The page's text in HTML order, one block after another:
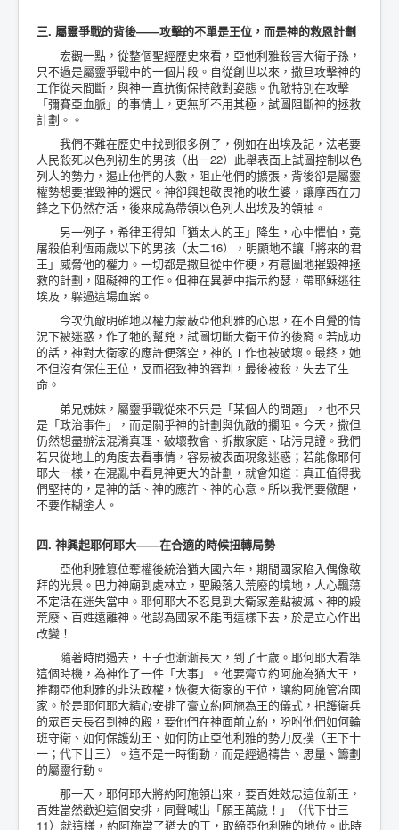
三. 屬靈爭戰的背後——攻擊的不單是王位，而是神的救恩計劃
宏觀一點，從整個聖經歷史來看，亞他利雅殺害大衛子孫，
只不過是屬靈爭戰中的一個片段。自從創世以來，撒旦攻擊神的
工作從未間斷，與神一直抗衡保持敵對姿態。仇敵特別在攻擊
「彌賽亞血脈」的事情上，更無所不用其極，試圖阻斷神的拯救
計劃。。
我們不難在歷史中找到很多例子，例如在出埃及記，法老要
人民殺死以色列初生的男孩（出一22）此舉表面上試圖控制以色
列人的勢力，遏止他們的人數，阻止他們的擴張，背後卻是屬靈
權勢想要摧毀神的選民。神卻興起敬畏祂的收生婆，讓摩西在刀
鋒之下仍然存活，後來成為帶領以色列人出埃及的領袖。
另一例子，希律王得知「猶太人的王」降生，心中懼怕，竟
屠殺伯利恆兩歲以下的男孩（太二16），明顯地不讓「將來的君
王」威脅他的權力。一切都是撒旦從中作梗，有意圖地摧毀神拯
救的計劃，阻礙神的工作。但神在異夢中指示約瑟，帶耶穌逃往
埃及，躲過這場血案。
今次仇敵明確地以權力蒙蔽亞他利雅的心思，在不自覺的情
況下被迷惑，作了牠的幫兇，試圖切斷大衛王位的後裔。若成功
的話，神對大衛家的應許便落空，神的工作也被破壞。最終，她
不但沒有保住王位，反而招致神的審判，最後被殺，失去了生
命。
弟兄姊妹，屬靈爭戰從來不只是「某個人的問題」，也不只
是「政治事件」，而是關乎神的計劃與仇敵的攔阻。今天，撒但
仍然想盡辦法混淆真理、破壞教會、拆散家庭、玷污見證。我們
若只從地上的角度去看事情，容易被表面現象迷惑；若能像耶何
耶大一樣，在混亂中看見神更大的計劃，就會知道：真正值得我
們堅持的，是神的話、神的應許、神的心意。所以我們要儆醒，
不要作糊塗人。
四. 神興起耶何耶大——在合適的時候扭轉局勢
亞他利雅篡位奪權後統治猶大國六年，期間國家陷入偶像敬
拜的光景。巴力神廟到處林立，聖殿落入荒廢的境地，人心飄蕩
不定活在迷失當中。耶何耶大不忍見到大衛家差點被滅、神的殿
荒廢、百姓遠離神。他認為國家不能再這樣下去，於是立心作出
改變！
隨著時間過去，王子也漸漸長大，到了七歲。耶何耶大看準
這個時機，為神作了一件「大事」。他要膏立約阿施為猶大王，
推翻亞他利雅的非法政權，恢復大衛家的王位，讓約阿施管冶國
家。於是耶何耶大精心安排了膏立約阿施為王的儀式，把護衛兵
的眾百夫長召到神的殿，要他們在神面前立約，吩咐他們如何輪
班守衛、如何保護幼王、如何防止亞他利雅的勢力反撲（王下十
一；代下廿三）。這不是一時衝動，而是經過禱告、思量、籌劃
的屬靈行動。
那一天，耶何耶大將約阿施領出來，要百姓效忠這位新王，
百姓當然歡迎這個安排，同聲喊出「願王萬歲！」（代下廿三
11）就這樣，約阿施當了猶大的王，取締亞他利雅的地位。此時